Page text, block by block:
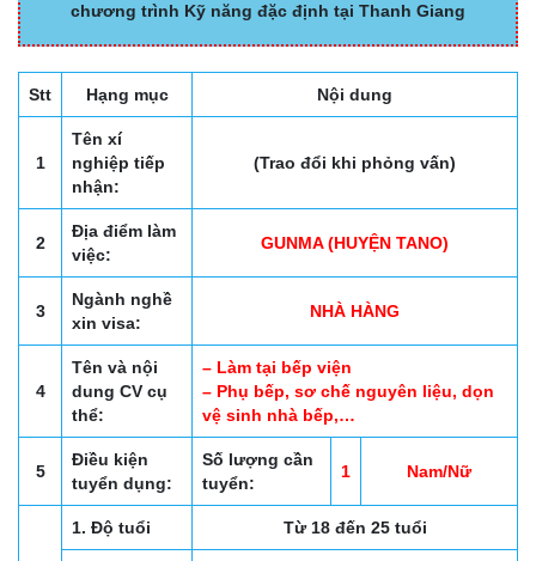
chương trình Kỹ năng đặc định tại Thanh Giang
Stt Hạng mục Nội dung
1
Tên xí
nghiệp tiếp
nhận:
(Trao đổi khi phỏng vấn)
2
Địa điểm làm
việc:
GUNMA (HUYỆN TANO)
3
Ngành nghề
xin visa:
NHÀ HÀNG
4
Tên và nội
dung CV cụ
thể:
– Làm tại bếp viện
– Phụ bếp, sơ chế nguyên liệu, dọn
vệ sinh nhà bếp,…
5
Điều kiện
tuyển dụng:
Số lượng cần
tuyển:
1 Nam/Nữ
1. Độ tuổi Từ 18 đến 25 tuổi